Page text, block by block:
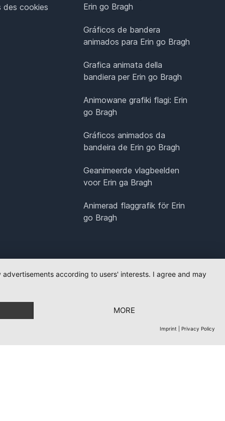
des cookies
Erin go Bragh
Gráficos de bandera
animados para Erin go Bragh
Grafica animata della
bandiera per Erin go Bragh
Animowane grafiki flagi: Erin
go Bragh
Gráficos animados da
bandeira de Erin go Bragh
Geanimeerde vlagbeelden
voor Erin ga Bragh
Animerad flaggrafik för Erin
go Bragh
according to users' interests. I agree and may
MORE
Imprint Privacy Policy